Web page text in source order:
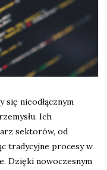
się nieodłącznym
Ich
sektorów, od
tradycyjne procesy w
Dzięki nowoczesnym